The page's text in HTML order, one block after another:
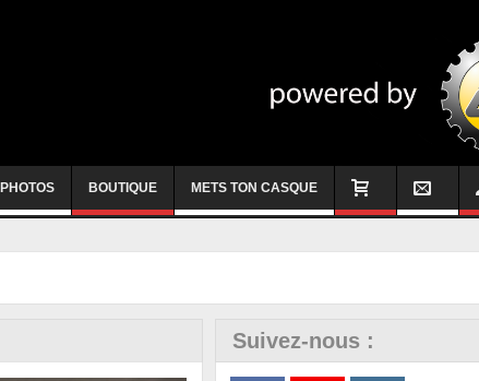
PHOTOS BOUTIQUE METS TON CASQUE
Suivez-nous :